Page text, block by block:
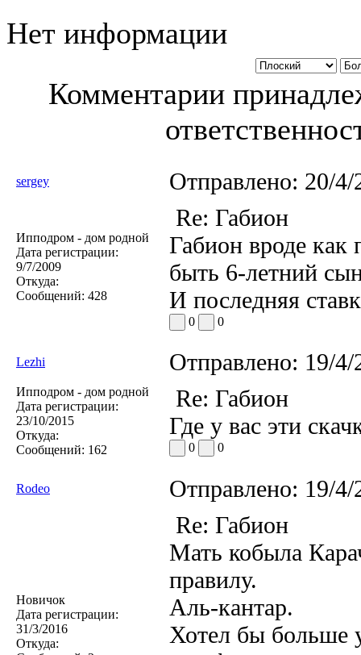
Нет информации
Комментарии
sergey Отправлено: 20/
Ипподром - дом родной
Дата регистрации:
9/7/2009
Откуда:
Сообщений: 428
Re: Габион
Габион вроде как
быть 6-летний
И последняя
0 0
Lezhi Отправлено: 19/
Ипподром - дом родной
Дата регистрации:
23/10/2015
Откуда:
Сообщений: 162
Re: Габион
Где у вас эти
0 0
Rodeo Отправлено: 19/
Новичок
Дата регистрации:
31/3/2016
Откуда:
Re: Габион
Мать кобыла
правилу.
Аль-кантар.
Хотел бы больше